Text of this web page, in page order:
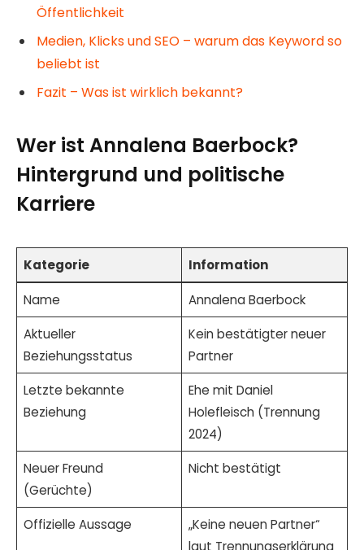
Öffentlichkeit
Medien, Klicks und SEO – warum das Keyword so
beliebt ist
Fazit – Was ist wirklich bekannt?
Wer ist Annalena Baerbock?
Hintergrund und politische
Karriere
Kategorie Information
Name
Annalena Baerbock
Aktueller
Beziehungsstatus
Kein bestätigter neuer
Partner
Letzte bekannte
Beziehung
Ehe mit Daniel
Holefleisch (Trennung
2024)
Neuer Freund
(Gerüchte)
Nicht bestätigt
Offizielle Aussage
„Keine neuen Partner“
laut Trennungserklärung